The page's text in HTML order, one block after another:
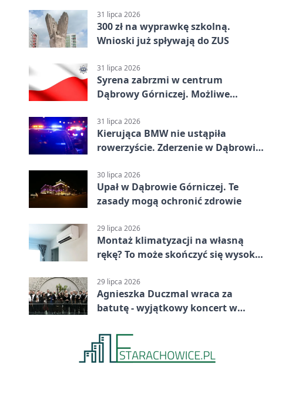
31 lipca 2026
300 zł na wyprawkę szkolną.
Wnioski już spływają do ZUS
31 lipca 2026
Syrena zabrzmi w centrum
Dąbrowy Górniczej. Możliwe
31 lipca 2026
Kierująca BMW nie ustąpiła
rowerzyście. Zderzenie w Dąbrowie
30 lipca 2026
Upał w Dąbrowie Górniczej. Te
zasady mogą ochronić zdrowie
29 lipca 2026
Montaż klimatyzacji na własną
rękę? To może skończyć się wysoką
29 lipca 2026
Agnieszka Duczmal wraca za
batutę - wyjątkowy koncert w